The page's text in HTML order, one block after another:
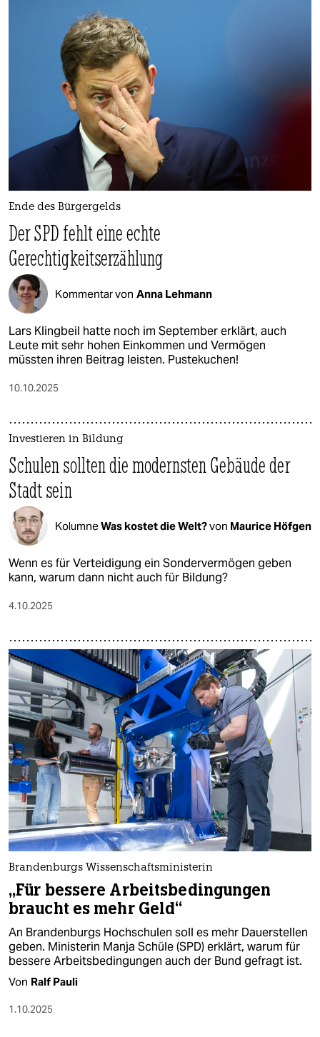
Ende des Bürgergelds
Der SPD fehlt eine echte
Gerechtigkeitserzählung
Kommentar von Anna Lehmann
Lars Klingbeil hatte noch im September erklärt, auch
Leute mit sehr hohen Einkommen und Vermögen
müssten ihren Beitrag leisten. Pustekuchen!
10.10.2025
Investieren in Bildung
Schulen sollten die modernsten Gebäude der
Stadt sein
KolumneWas kostet die Welt?von Maurice Höfgen
Wenn es für Verteidigung ein Sondervermögen geben
kann, warum dann nicht auch für Bildung?
4.10.2025
Brandenburgs Wissenschaftsministerin
„Für bessere Arbeitsbedingungen
braucht es mehr Geld“
An Brandenburgs Hochschulen soll es mehr Dauerstellen
geben. Ministerin Manja Schüle (SPD) erklärt, warum für
bessere Arbeitsbedingungen auch der Bund gefragt ist.
Von Ralf Pauli
1.10.2025